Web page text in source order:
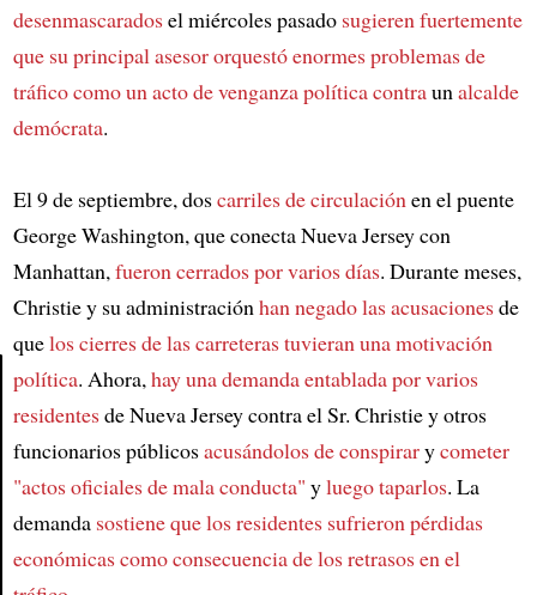
Article
desenmascaradosel miércoles pasado sugieren fuertemente
que su principal asesor orquestó enormes problemas de
tráficocomo un acto de venganza política contraunalcalde
demócrata.
El 9 de septiembre, doscarriles de circulaciónen el puente
George Washington, que conecta Nueva Jersey con
Manhattan,fueron cerrados por varios días. Durante meses,
Christie y su administraciónhan negado las acusacionesde
quelos cierres de las carreterastuvieran una motivación
política. Ahora,hay una demanda entablada por varios
residentesde Nueva Jersey contra el Sr. Christie y otros
funcionarios públicosacusándolos de conspirarycometer
"actos oficiales de mala conducta" yluego taparlos. La
demanda sostiene que los residentes sufrieron pérdidas
económicascomo consecuencia de los retrasos en el